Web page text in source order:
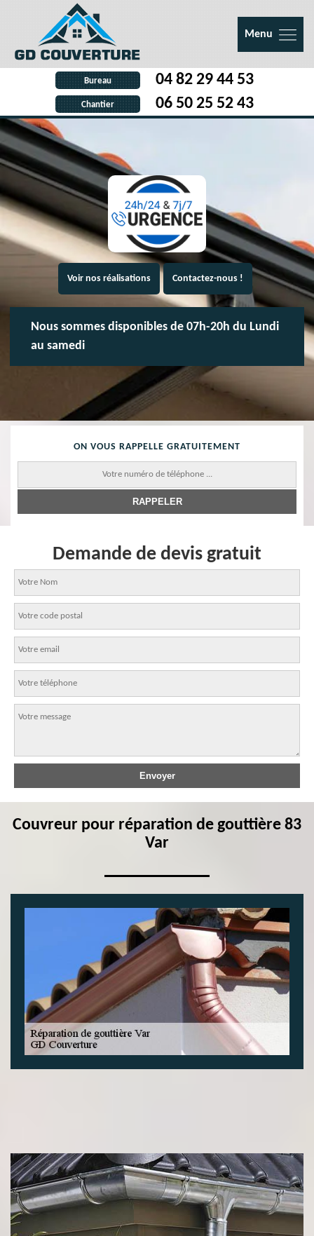
Menu
Bureau 04 82 29 44 53
Chantier 06 50 25 52 43
Voir nos réalisations Contactez-nous !
Nous sommes disponibles de 07h-20h du Lundi
au samedi
ON VOUS RAPPELLE GRATUITEMENT
Demande de devis gratuit
Couvreur pour réparation de gouttière 83
Var